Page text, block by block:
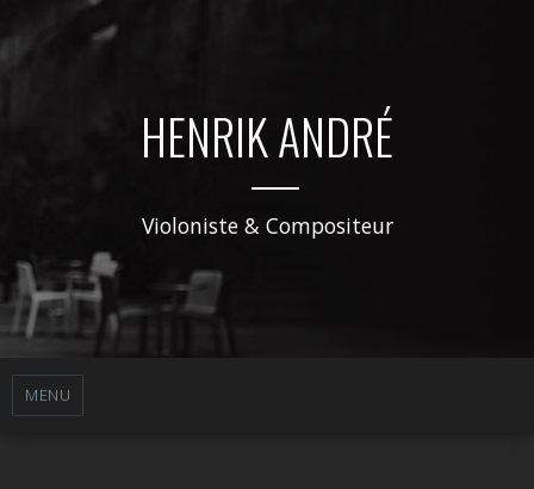
HENRIK ANDRÉ
Violoniste & Compositeur
MENU